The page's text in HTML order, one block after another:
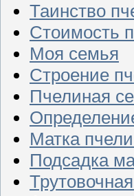
Таинство
Стоимость
Моя семья
Строение
Пчелиная
Матка
Подсадка